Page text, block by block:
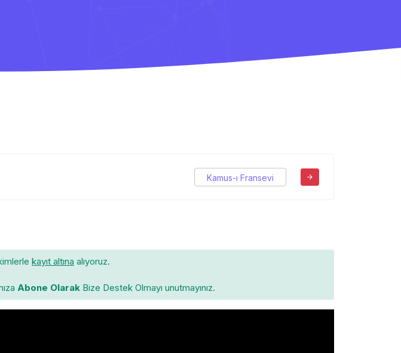
Kamus-ı Fransevi
kayıt altına alıyoruz.
Abone Olarak Bize Destek Olmayı unutmayınız.